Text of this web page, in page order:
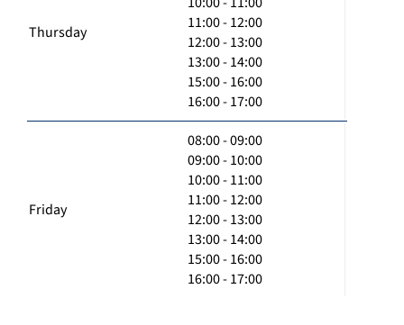
Thursday
11:00 - 12:00
12:00 - 13:00
13:00 - 14:00
15:00 - 16:00
16:00 - 17:00
Friday
08:00 - 09:00
09:00 - 10:00
10:00 - 11:00
11:00 - 12:00
12:00 - 13:00
13:00 - 14:00
15:00 - 16:00
16:00 - 17:00